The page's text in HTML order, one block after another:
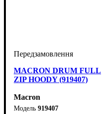
MACRON DRUM FULL
ZIP HOODY (919407)
Macron
919407